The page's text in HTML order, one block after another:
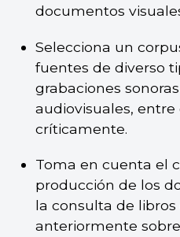
documentos
Selecciona un
fuentes de diverso
grabaciones
audiovisuales,
críticamente.
Toma en cuenta el
producción de los
la consulta de
anteriormente